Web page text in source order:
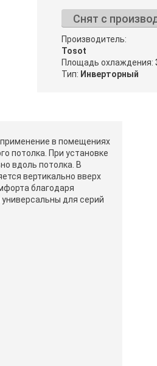
Снят с
Производитель:
Tosot
Площадь охлаждения:
Тип: Инверторный
в помещениях
потолка. При установке
вдоль потолка. В
вертикально вверх
благодаря
для серий